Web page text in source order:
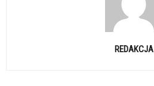
REDAKCJA